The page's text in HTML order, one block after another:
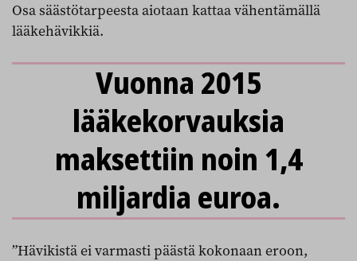
Osa säästötarpeesta aiotaan kattaa vähentämällä
lääkehävikkiä.
Vuonna 2015
lääkekorvauksia
maksettiin noin 1,4
miljardia euroa.
”Hävikistä ei varmasti päästä kokonaan eroon,